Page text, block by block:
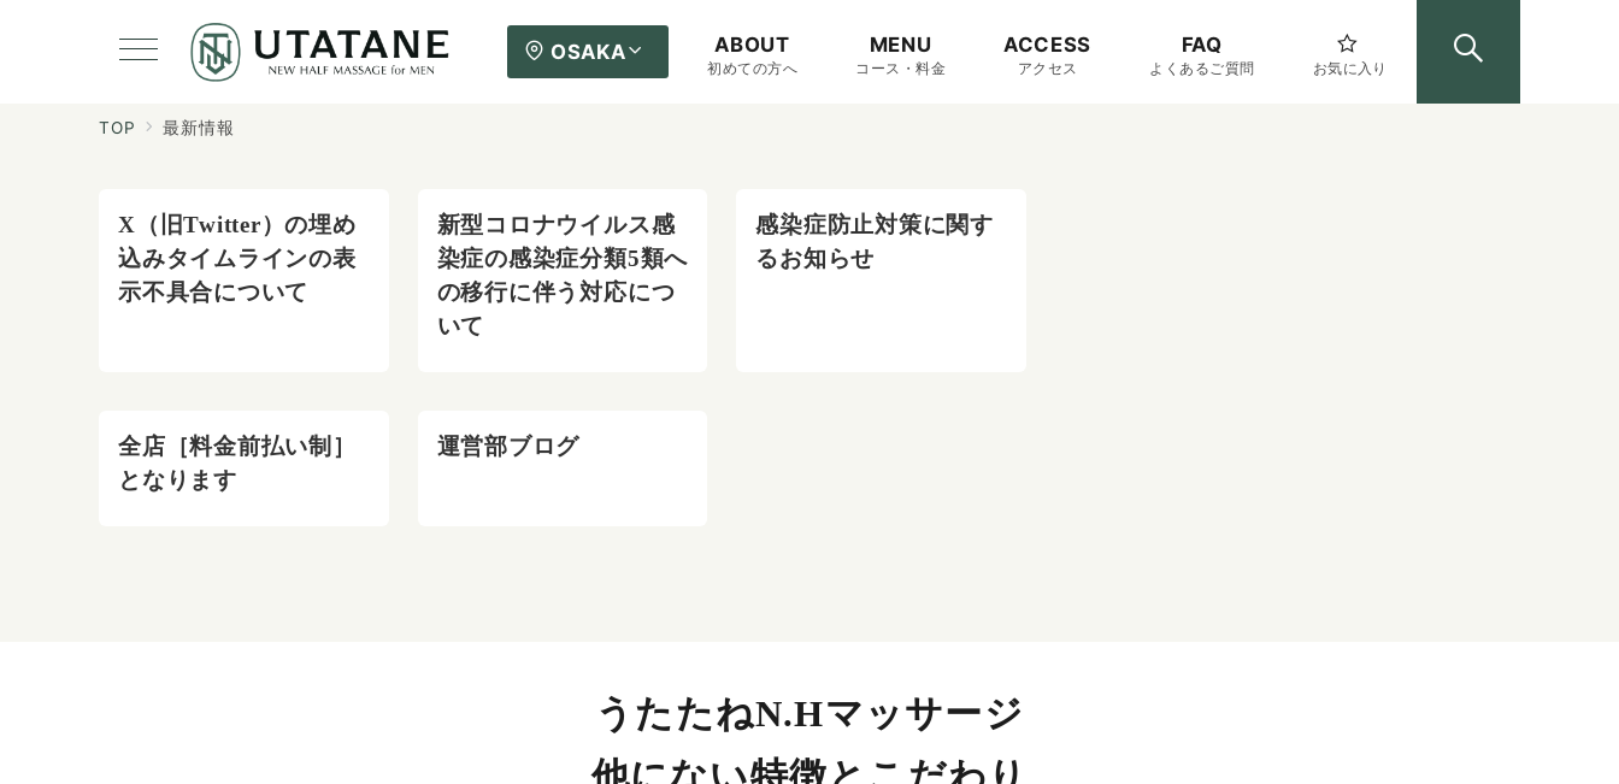
OSAKA ABOUT
初めての方へ
MENU
コース・料金
ACCESS
アクセス
FAQ
よくあるご質問 お気に入り
TOP 最新情報
X（旧Twitter）の埋め
込みタイムラインの表
示不具合について
新型コロナウイルス感
染症の感染症分類5類へ
の移行に伴う対応につ
いて
感染症防止対策に関す
るお知らせ
全店［料金前払い制］
となります
運営部ブログ
うたたねN.Hマッサージ